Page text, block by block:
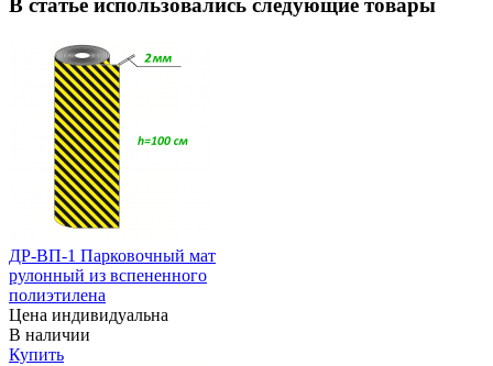
В статье использовались следующие товары
ДР-ВП-1 Парковочный мат
рулонный из вспененного
полиэтилена
Цена индивидуальна
В наличии
Купить